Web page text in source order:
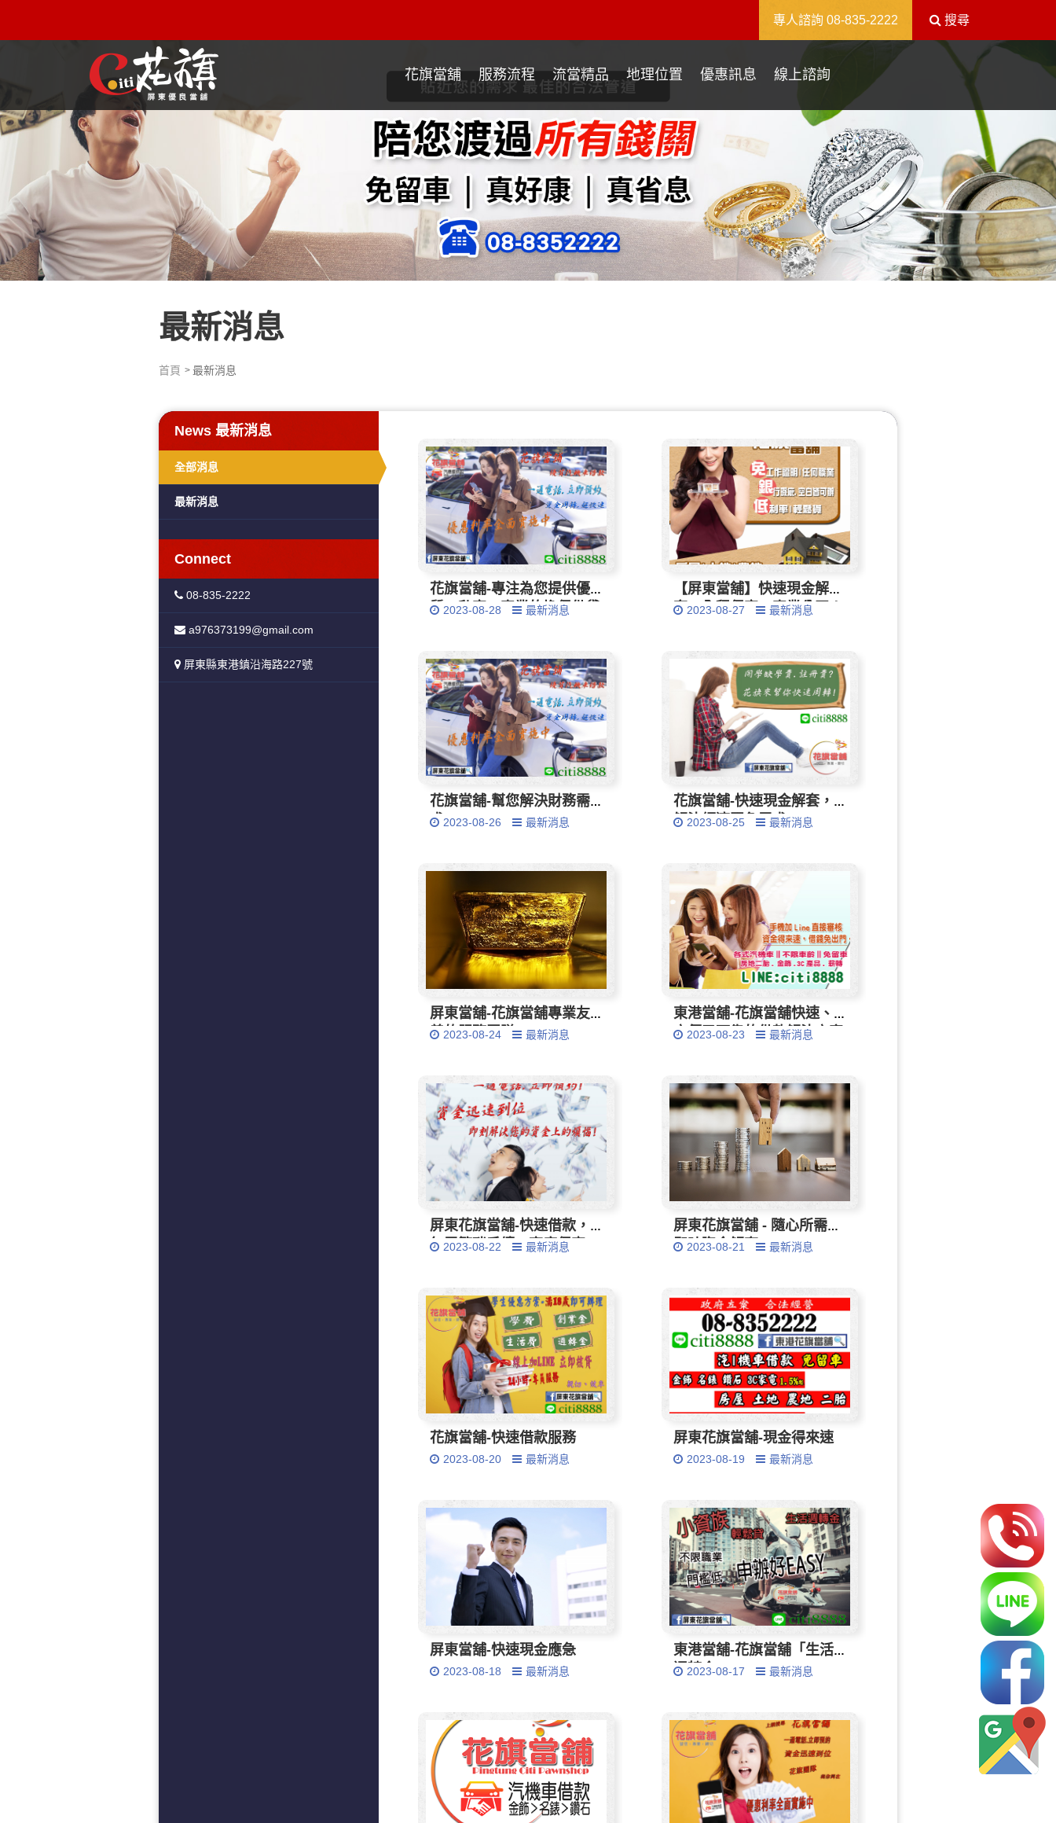
屏東機車借款解決您所有的借貸疑慮，完全了解、滿意再貸！
送出
專人諮詢 08-835-2222 搜尋
花旗當舖 服務流程 流當精品 地理位置 優惠訊息 線上諮詢
最新消息
首頁 最新消息
News 最新消息
全部消息
最新消息
Connect
08-835-2222
a976373199@gmail.com
屏東縣東港鎮沿海路227號
花旗當舖-專注為您提供優
質、私密、專業的擔保借貸
2023-08-28 最新消息
【屏東當舖】快速現金解
套，全程保密，專業公正！
2023-08-27 最新消息
花旗當舖-幫您解決財務需
求 2023-08-26 最新消息
花旗當舖-快速現金解套，
解決經濟緊急需求
2023-08-25 最新消息
屏東當舖-花旗當舖專業友
善的服務團隊
2023-08-24 最新消息
東港當舖-花旗當舖快速、
方便又可靠的借款解決方案
2023-08-23 最新消息
屏東花旗當舖-快速借款，
無需繁瑣手續，高度保密
2023-08-22 最新消息
屏東花旗當舖 - 隨心所需，
即時資金解套
2023-08-21 最新消息
花旗當舖-快速借款服務
2023-08-20 最新消息
屏東花旗當舖-現金得來速
2023-08-19 最新消息
屏東當舖-快速現金應急
2023-08-18 最新消息
東港當舖-花旗當舖「生活
週轉金」
2023-08-17 最新消息